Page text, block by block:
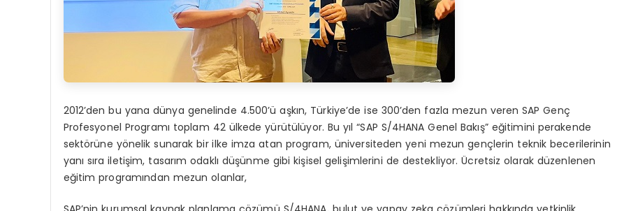
2012’den bu yana dünya genelinde 4.500’ü aşkın, Türkiye’de ise 300’den fazla mezun veren SAP Genç
Profesyonel Programı toplam 42 ülkede yürütülüyor. Bu yıl “SAP S/4HANA Genel Bakış” eğitimini perakende
sektörüne yönelik sunarak bir ilke imza atan program, üniversiteden yeni mezun gençlerin teknik becerilerinin
yanı sıra iletişim, tasarım odaklı düşünme gibi kişisel gelişimlerini de destekliyor. Ücretsiz olarak düzenlenen
eğitim programından mezun olanlar,